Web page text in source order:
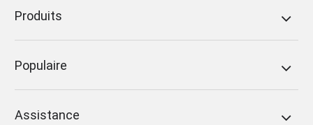
Produits
Populaire
Assistance